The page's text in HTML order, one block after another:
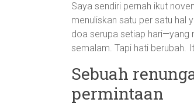
Saya sendiri pernah ikut
menuliskan satu per satu hal
doa serupa setiap hari—yang
semalam. Tapi hati berubah.
Sebuah
permintaan